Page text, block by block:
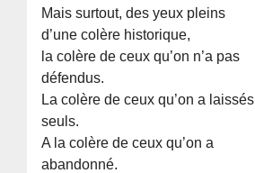
Mais surtout, des yeux pleins
d’une colère historique,
la colère de ceux qu’on n’a pas
défendus.
La colère de ceux qu’on a laissés
seuls.
A la colère de ceux qu’on a
abandonné.